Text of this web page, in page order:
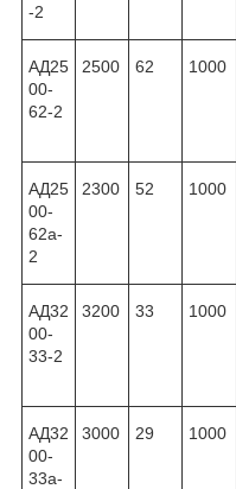
-2
АД25
00-
62-2
2500 62 1000
АД25
00-
62а-
2
2300 52 1000
АД32
00-
33-2
3200 33 1000
АД32
00-
33а-
3000 29 1000